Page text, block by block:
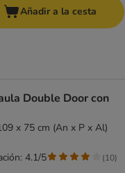
Añadir a la cesta
Double Door con
x 75 cm (An x P x Al)
4.1/5 (10)